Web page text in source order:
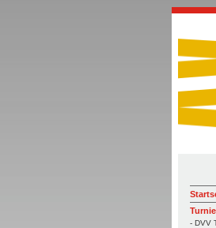
- DVV